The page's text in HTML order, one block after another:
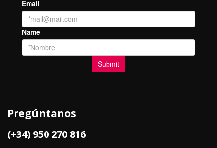
Pregúntanos
(+34) 950 270 816